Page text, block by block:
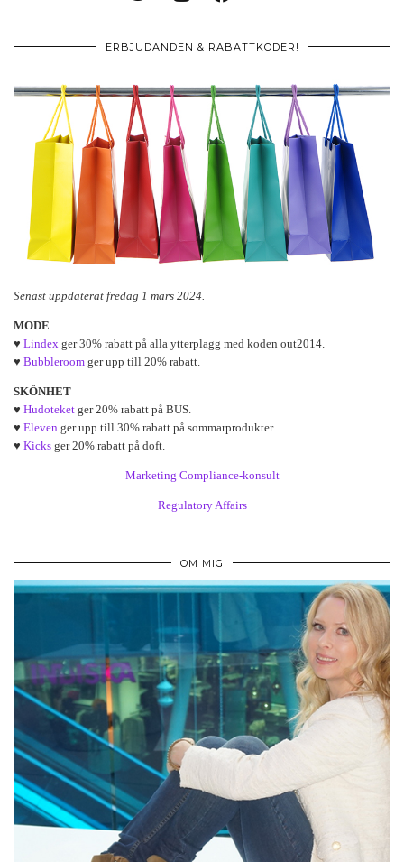
ERBJUDANDEN & RABATTKODER!
Senast uppdaterat fredag 1 mars 2024.
MODE
♥ Lindex ger 30% rabatt på alla ytterplagg med koden out2014.
♥ Bubbleroom ger upp till 20% rabatt.
SKÖNHET
♥ Hudoteket ger 20% rabatt på BUS.
♥ Eleven ger upp till 30% rabatt på sommarprodukter.
♥ Kicks ger 20% rabatt på doft.
Marketing Compliance-konsult
Regulatory Affairs
OM MIG